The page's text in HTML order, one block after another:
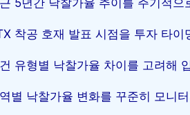
5년간 낙찰가율 추이를 주기적으
착공 호재 발표 시점을 투자 타이
유형별 낙찰가율 차이를 고려해
별 낙찰가율 변화를 꾸준히 모니